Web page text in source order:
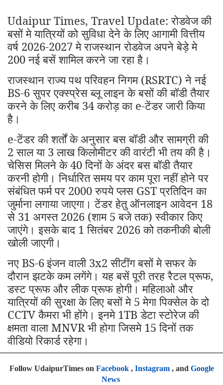
Udaipur Times, Travel Update: रोडवेज की
बसों मे यात्रियों को सुविधा देने के लिए आगामी वित्तीय
वर्ष 2026-2027 मे राजस्थान रोडवेज अपने बेड़े मे
200 नई बसें शामिल करने जा रहा है।
राजस्थान राज्य पथ परिवहन निगम (RSRTC) ने नई
BS-6 सुपर एक्स्प्रेस ब्लू लाइन के बसों की बॉडी तैयार
करने के लिए करीब 34 करोड़ का e-टेंडर जारी किया
है।
e-टेंडर की शर्तों के अनुसार बस बॉडी और सामग्री की
2 साल या 3 लाख किलोमीटर की वारंटी भी तय की है।
चेसिस मिलने के 40 दिनों के अंदर बस बॉडी तैयार
करनी होगी। निर्धारित समय पर काम पूरा नहीं होने पर
संबंधित फर्म पर 2000 रुपये प्लस GST प्रतिदिन का
जुर्माना लगाया जाएगा। टेंडर हेतु ऑनलाइन आवेदन 18
से 31 अगस्त 2026 (शाम 5 बजे तक) स्वीकार किए
जाएंगे। इसके बाद 1 सितंबर 2026 को तकनीकी बोली
खोली जाएगी।
नए BS-6इंजन वाली 3x2 सीटींग बसों मे सफर के
दौरान झटके कम लगेंगे। यह बसें पूरी तरह रैटल प्रूफ,
डस्ट प्रूफ और लीक प्रूफ होगी। महिलाओ और
यात्रियों की सुरक्षा के लिए बसों मे 5 मेगा पिक्सेल के दो
CCTV कैमरा भी होंगे। इनमे 1TB डेटा स्टोरेज की
क्षमता वाला MNVR भी होगा जिसमे 15 दिनों तक
वीडियो रिकार्ड रहेगा।
Follow UdaipurTimes on Facebook, Instagram, and Google
News